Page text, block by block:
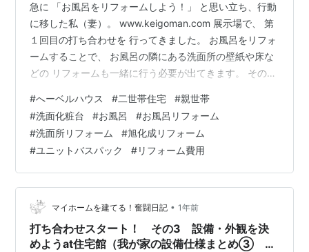
急に 「お風呂をリフォームしよう！」 と思い立ち、行動
に移した私（妻）。 www.keigoman.com 展示場で、 第
１回目の打ち合わせを 行ってきました。 お風呂をリフォ
ームすることで、 お風呂の隣にある洗面所の壁紙や床な
どの リフォームも一緒に行う必要が出てきます。 そのた
ォームが パック工事になったものを行うという 説明を聞
きました。 ユニットバスパック www.hebel-haus.com
上のものから、 必要がないものは取り止めることができ
ます。 ユニットバス、洗面化粧台は、 以下のメーカーか
ら選びます。 ユニットバスは、 ・…
#へーベルハウス #二世帯住宅 #親世帯
#洗面化粧台 #お風呂 #お風呂リフォーム
#洗面所リフォーム #旭化成リフォーム
#ユニットバスパック #リフォーム費用
マイホームを建てる！奮闘日記 • 1年前
打ち合わせスタート！ その3 設備・外観を決
めようat住宅館（我が家の設備仕様まとめ③ 水